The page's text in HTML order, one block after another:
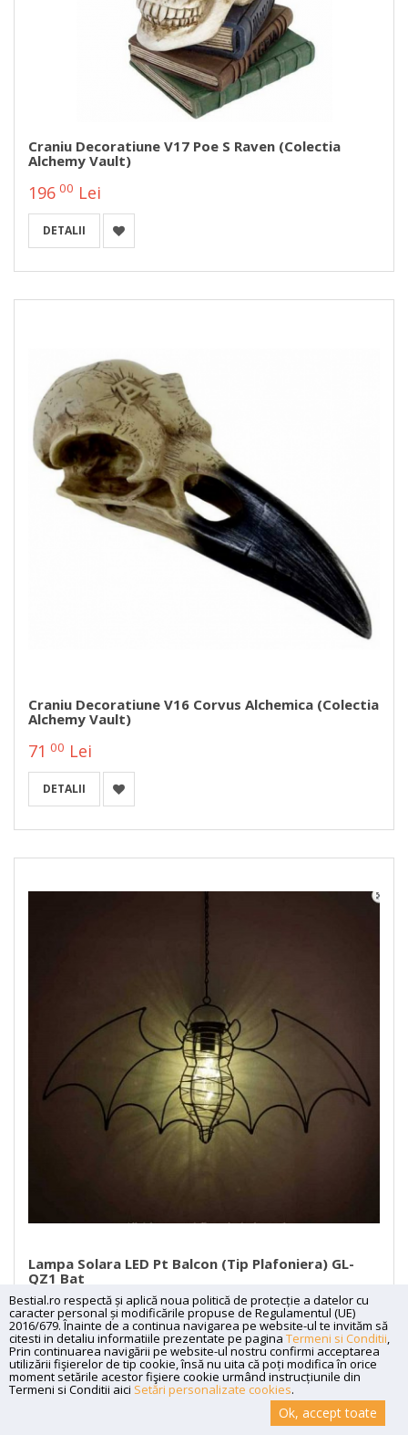
Craniu Decoratiune V17 Poe S Raven (Colectia
Alchemy Vault)
196 00 Lei
DETALII
Craniu Decoratiune V16 Corvus Alchemica (Colectia
Alchemy Vault)
71 00 Lei
DETALII
Lampa Solara LED Pt Balcon (tip Plafoniera) GL-
QZ1 Bat
15000 Lei
DETALII
Bestial.ro respectă și aplică noua politică de protecție a datelor cu
caracter personal și modificările propuse de Regulamentul (UE)
2016/679. Înainte de a continua navigarea pe website-ul te invităm să
citesti in detaliu informatiile prezentate pe pagina Termeni si Conditii,
Prin continuarea navigării pe website-ul nostru confirmi acceptarea
utilizării fişierelor de tip cookie, însă nu uita că poți modifica în orice
moment setările acestor fişiere cookie urmând instrucțiunile din
Termeni si Conditii aici Setări personalizate cookies.
Ok, accept toate